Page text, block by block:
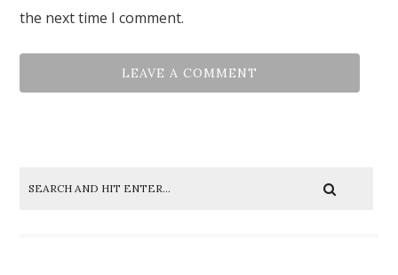
the next time I comment.